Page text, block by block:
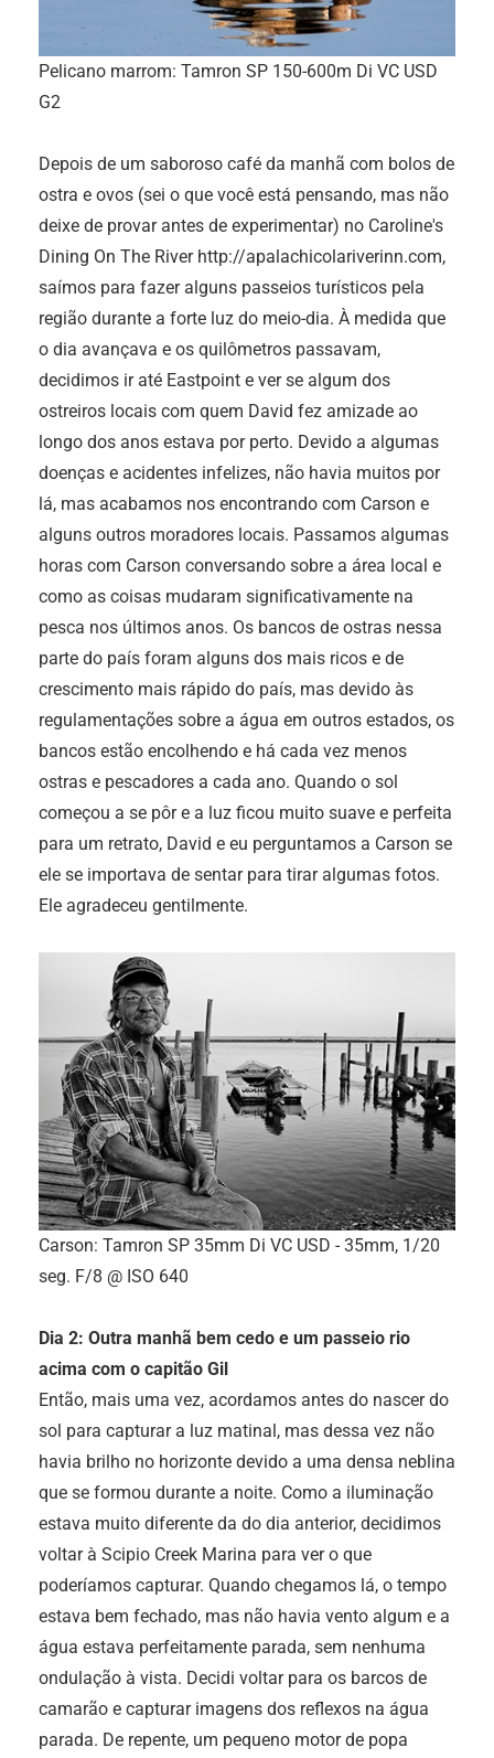
Pelicano marrom: Tamron SP 150-600m Di VC USD
G2
Depois de um saboroso café da manhã com bolos de
ostra e ovos (sei o que você está pensando, mas não
deixe de provar antes de experimentar) no Caroline's
Dining On The River http://apalachicolariverinn.com,
saímos para fazer alguns passeios turísticos pela
região durante a forte luz do meio-dia. À medida que
o dia avançava e os quilômetros passavam,
decidimos ir até Eastpoint e ver se algum dos
ostreiros locais com quem David fez amizade ao
longo dos anos estava por perto. Devido a algumas
doenças e acidentes infelizes, não havia muitos por
lá, mas acabamos nos encontrando com Carson e
alguns outros moradores locais. Passamos algumas
horas com Carson conversando sobre a área local e
como as coisas mudaram significativamente na
pesca nos últimos anos. Os bancos de ostras nessa
parte do país foram alguns dos mais ricos e de
crescimento mais rápido do país, mas devido às
regulamentações sobre a água em outros estados, os
bancos estão encolhendo e há cada vez menos
ostras e pescadores a cada ano. Quando o sol
começou a se pôr e a luz ficou muito suave e perfeita
para um retrato, David e eu perguntamos a Carson se
ele se importava de sentar para tirar algumas fotos.
Ele agradeceu gentilmente.
Carson: Tamron SP 35mm Di VC USD - 35mm, 1/20
seg. F/8 @ ISO 640
Dia 2: Outra manhã bem cedo e um passeio rio
acima com o capitão Gil
Então, mais uma vez, acordamos antes do nascer do
sol para capturar a luz matinal, mas dessa vez não
havia brilho no horizonte devido a uma densa neblina
que se formou durante a noite. Como a iluminação
estava muito diferente da do dia anterior, decidimos
voltar à Scipio Creek Marina para ver o que
poderíamos capturar. Quando chegamos lá, o tempo
estava bem fechado, mas não havia vento algum e a
água estava perfeitamente parada, sem nenhuma
ondulação à vista. Decidi voltar para os barcos de
camarão e capturar imagens dos reflexos na água
parada. De repente, um pequeno motor de popa